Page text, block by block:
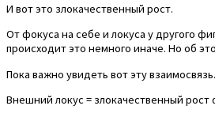
И вот это злокачественный рост.
От фокуса на себе и локуса у другого
происходит это немного иначе. Но об
Пока важно увидеть вот эту взаимосвязь.
Внешний локус = злокачественный рост